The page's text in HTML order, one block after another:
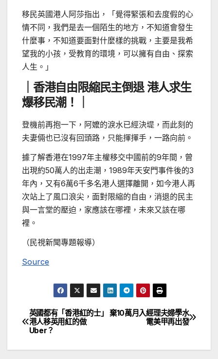
移民英國港人阿莎指出，「覺得緊張和去度假的心
情不同，我們是去一個陌生的地方，不知道會發生
什麼事，不知道要面對什麼樣的挑戰，主要是我希
望我的小孩，受教育的環境，可以擁有自由、探索
人生。」
｜香港自由限縮民主倒退 港人求生
爆移民潮！｜
登機前再抱一下，阿嬤的淚水已經決堤，而此刻的
夫妻倆也已沒有回頭路，只能揮揮手，一路向前。
據了解香港在1997年主權移交中國前的9年間，曾
出現約50萬人的出走潮，1989年天安門事件後的3
年內，又有6萬6千多名港人選擇離開，如今港人再
次站上了風口浪尖，面對限縮的自由，消退的民主
與一言堂的壓迫，家應該在哪裡，未來又該在哪
裡。
（民視新聞專題報導）
Source
文
章
棄10萬月入經理夫婦學水
電美甲再出發
英國都有「香港紅的士」
港人移英用紅的做
Uber？